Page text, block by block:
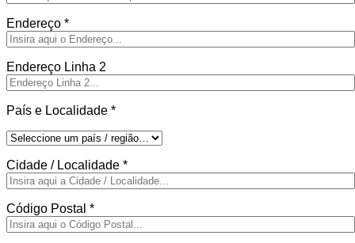
Endereço *
Endereço Linha 2
País e Localidade *
Cidade / Localidade *
Código Postal *